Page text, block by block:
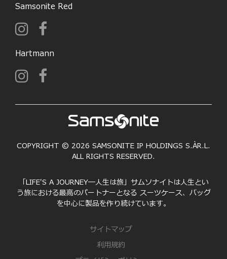
Samsonite Red
Hartmann
COPYRIGHT © 2026 SAMSONITE IP HOLDINGS S.ÀR.L.
ALL RIGHTS RESERVED.
「LIFE'S A JOURNEY―人生は旅」サムソナイトは人生とい
う旅における最高のパートナーとなる スーツケース、バッグ
を中心に製品を作り続けています。
サイトマップ
利用規約